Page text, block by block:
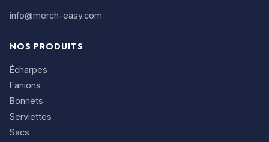
info@merch-easy.com
NOS PRODUITS
Écharpes
Fanions
Bonnets
Serviettes
Sacs